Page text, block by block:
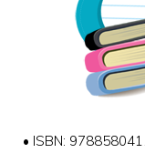
• ISBN: